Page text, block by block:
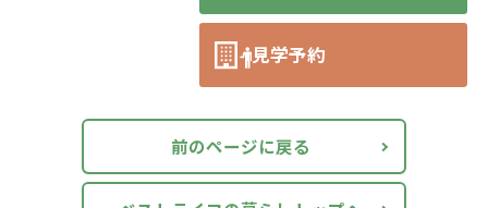
見学予約
前のページに戻る